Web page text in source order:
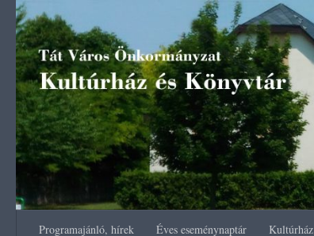
Skip to content
Programajánló, hírek Éves eseménynaptár Kultúrház